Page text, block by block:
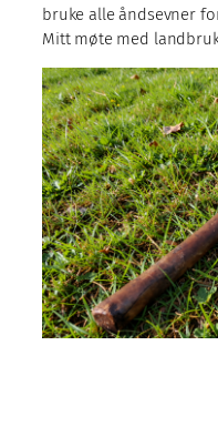
bruke alle åndsevner
Mitt møte med